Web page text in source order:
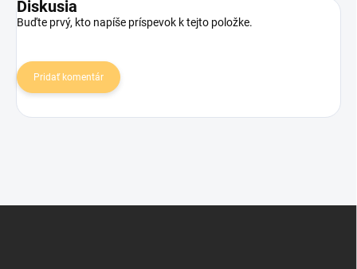
Diskusia
Buďte prvý, kto napíše príspevok k tejto položke.
Pridať komentár